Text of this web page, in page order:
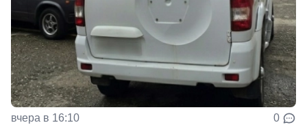
вчера в 16:10 0